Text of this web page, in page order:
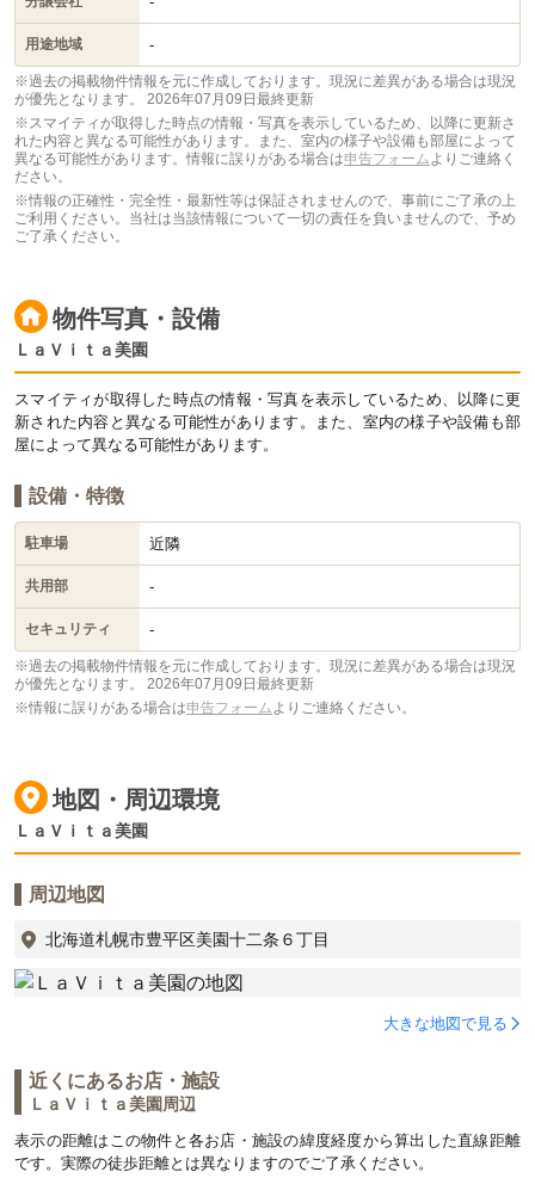
用途地域 -
※過去の掲載物件情報を元に作成しております。現況に差異がある場合は現況
が優先となります。 2026年07月09日最終更新
※スマイティが取得した時点の情報・写真を表示しているため、以降に更新さ
れた内容と異なる可能性があります。また、室内の様子や設備も部屋によって
異なる可能性があります。情報に誤りがある場合は申告フォーム よりご連絡く
ださい。
※情報の正確性・完全性・最新性等は保証されませんので、事前にご了承の上
ご利用ください。当社は当該情報について一切の責任を負いませんので、予め
ご了承ください。
物件写真・設備
ＬａＶｉｔａ美園
スマイティが取得した時点の情報・写真を表示しているため、以降に更
新された内容と異なる可能性があります。また、室内の様子や設備も部
屋によって異なる可能性があります。
設備・特徴
駐車場 近隣
共用部 -
セキュリティ -
※過去の掲載物件情報を元に作成しております。現況に差異がある場合は現況
が優先となります。 2026年07月09日最終更新
※情報に誤りがある場合は申告フォーム よりご連絡ください。
地図・周辺環境
ＬａＶｉｔａ美園
周辺地図
北海道札幌市豊平区美園十二条６丁目
大きな地図で見る
近くにあるお店・施設
ＬａＶｉｔａ美園周辺
表示の距離はこの物件と各お店・施設の緯度経度から算出した直線距離
です。実際の徒歩距離とは異なりますのでご了承ください。